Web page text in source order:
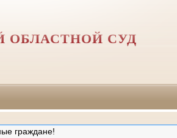
ОБЛАСТНОЙ СУД
граждане!